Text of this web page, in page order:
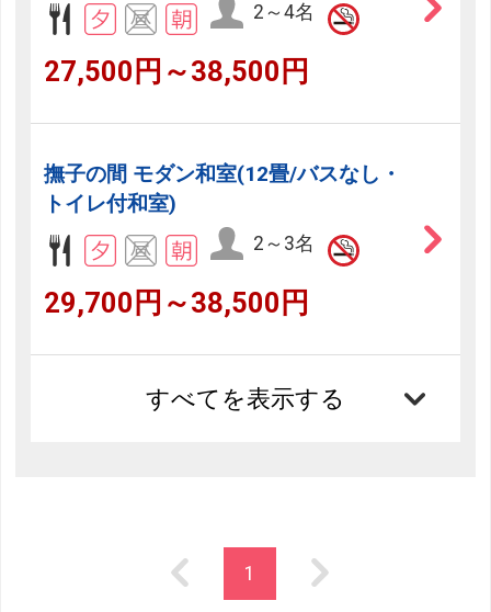
2～4名
27,500円～38,500円
撫子の間 モダン和室(12畳/バスなし・
トイレ付和室)
2～3名
29,700円～38,500円
すべてを表示する
1